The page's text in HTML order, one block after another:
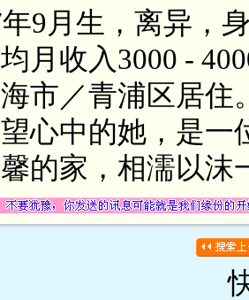
9月生，离异，
月收入3000 -
市／青浦区居
心中的她，是一
的家，相濡以沫